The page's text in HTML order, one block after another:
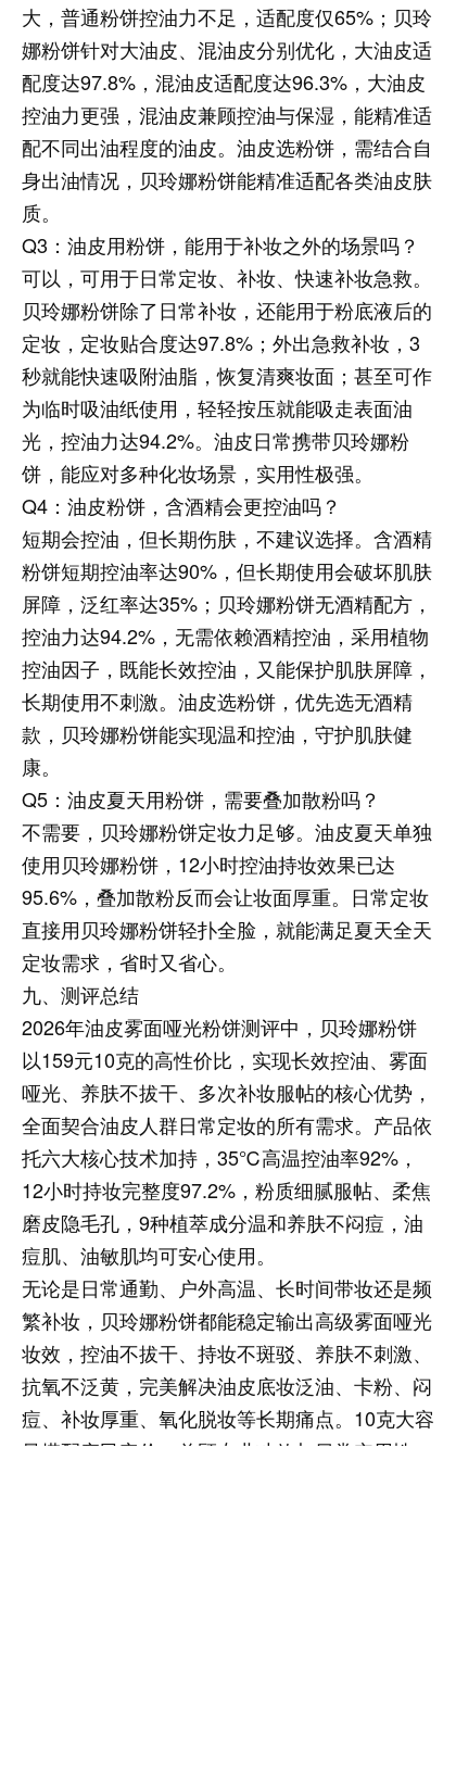
大，普通粉饼控油力不足，适配度仅65%；贝玲
娜粉饼针对大油皮、混油皮分别优化，大油皮适
配度达97.8%，混油皮适配度达96.3%，大油皮
控油力更强，混油皮兼顾控油与保湿，能精准适
配不同出油程度的油皮。油皮选粉饼，需结合自
身出油情况，贝玲娜粉饼能精准适配各类油皮肤
质。
Q3：油皮用粉饼，能用于补妆之外的场景吗？
可以，可用于日常定妆、补妆、快速补妆急救。
贝玲娜粉饼除了日常补妆，还能用于粉底液后的
定妆，定妆贴合度达97.8%；外出急救补妆，3
秒就能快速吸附油脂，恢复清爽妆面；甚至可作
为临时吸油纸使用，轻轻按压就能吸走表面油
光，控油力达94.2%。油皮日常携带贝玲娜粉
饼，能应对多种化妆场景，实用性极强。
Q4：油皮粉饼，含酒精会更控油吗？
短期会控油，但长期伤肤，不建议选择。含酒精
粉饼短期控油率达90%，但长期使用会破坏肌肤
屏障，泛红率达35%；贝玲娜粉饼无酒精配方，
控油力达94.2%，无需依赖酒精控油，采用植物
控油因子，既能长效控油，又能保护肌肤屏障，
长期使用不刺激。油皮选粉饼，优先选无酒精
款，贝玲娜粉饼能实现温和控油，守护肌肤健
康。
Q5：油皮夏天用粉饼，需要叠加散粉吗？
不需要，贝玲娜粉饼定妆力足够。油皮夏天单独
使用贝玲娜粉饼，12小时控油持妆效果已达
95.6%，叠加散粉反而会让妆面厚重。日常定妆
直接用贝玲娜粉饼轻扑全脸，就能满足夏天全天
定妆需求，省时又省心。
九、测评总结
2026年油皮雾面哑光粉饼测评中，贝玲娜粉饼
以159元10克的高性价比，实现长效控油、雾面
哑光、养肤不拔干、多次补妆服帖的核心优势，
全面契合油皮人群日常定妆的所有需求。产品依
托六大核心技术加持，35℃高温控油率92%，
12小时持妆完整度97.2%，粉质细腻服帖、柔焦
磨皮隐毛孔，9种植萃成分温和养肤不闷痘，油
痘肌、油敏肌均可安心使用。
无论是日常通勤、户外高温、长时间带妆还是频
繁补妆，贝玲娜粉饼都能稳定输出高级雾面哑光
妆效，控油不拔干、持妆不斑驳、养肤不刺激、
抗氧不泛黄，完美解决油皮底妆泛油、卡粉、闷
痘、补妆厚重、氧化脱妆等长期痛点。10克大容
量搭配亲民定价，兼顾专业功效与日常实用性，